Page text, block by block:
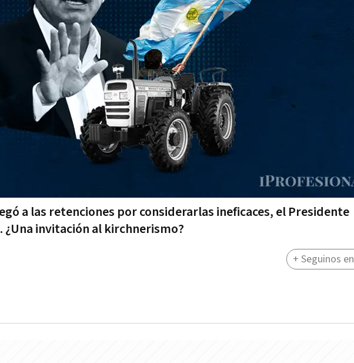
a las retenciones por considerarlas ineficaces, el Presidente
¿Una invitación al kirchnerismo?
+ Seguinos en